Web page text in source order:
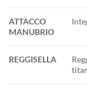
ATTACCO
MANUBRIO
REGGISELLA